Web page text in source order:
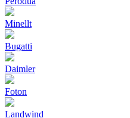
Minellt
Bugatti
Daimler
Foton
Landwind